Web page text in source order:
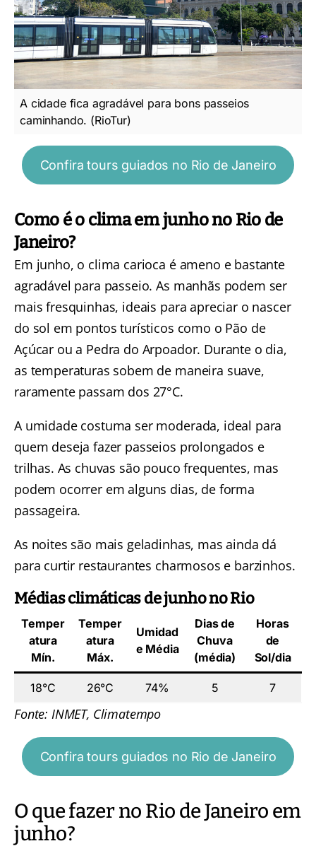
A cidade fica agradável para bons passeios
caminhando. (RioTur)
Confira tours guiados no Rio de Janeiro
Como é o clima em junho no Rio de
Janeiro?
Em junho, o clima carioca é ameno e bastante
agradável para passeio. As manhãs podem ser
mais fresquinhas, ideais para apreciar o nascer
do sol em pontos turísticos como o Pão de
Açúcar ou a Pedra do Arpoador. Durante o dia,
as temperaturas sobem de maneira suave,
raramente passam dos 27°C.
A umidade costuma ser moderada, ideal para
quem deseja fazer passeios prolongados e
trilhas. As chuvas são pouco frequentes, mas
podem ocorrer em alguns dias, de forma
passageira.
As noites são mais geladinhas, mas ainda dá
para curtir restaurantes charmosos e barzinhos.
Médias climáticas de junho no Rio
Temper
atura
Mín.
Temper
atura
Máx.
Umidad
e Média
Dias de
Chuva
(média)
Horas
de
Sol/dia
18°C 26°C 74% 5 7
Fonte: INMET, Climatempo
Confira tours guiados no Rio de Janeiro
O que fazer no Rio de Janeiro em
junho?